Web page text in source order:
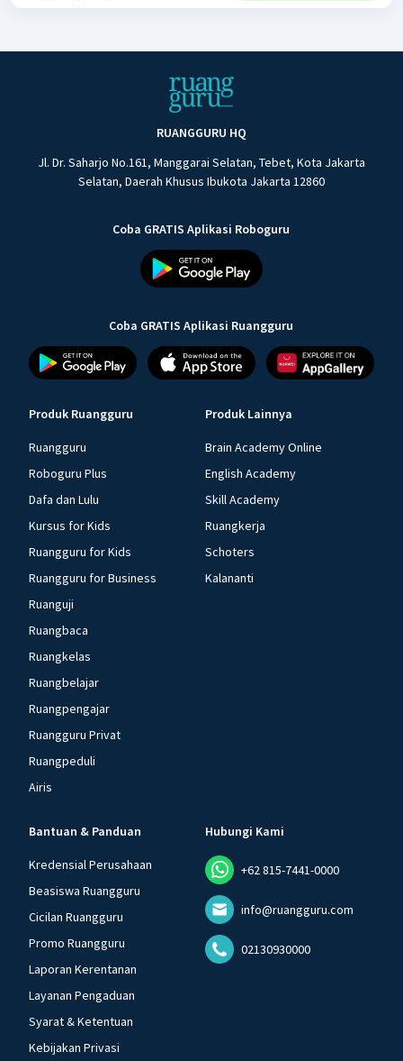
RUANGGURU HQ
Jl. Dr. Saharjo No.161, Manggarai Selatan, Tebet, Kota Jakarta
Selatan, Daerah Khusus Ibukota Jakarta 12860
Coba GRATIS Aplikasi Roboguru
Coba GRATIS Aplikasi Ruangguru
Produk Ruangguru
Ruangguru
Roboguru Plus
Dafa dan Lulu
Kursus for Kids
Ruangguru for Kids
Ruangguru for Business
Ruanguji
Ruangbaca
Ruangkelas
Ruangbelajar
Ruangpengajar
Ruangguru Privat
Ruangpeduli
Airis
Produk Lainnya
Brain Academy Online
English Academy
Skill Academy
Ruangkerja
Schoters
Kalananti
Bantuan & Panduan
Kredensial Perusahaan
Beasiswa Ruangguru
Cicilan Ruangguru
Promo Ruangguru
Laporan Kerentanan
Layanan Pengaduan
Syarat & Ketentuan
Kebijakan Privasi
Hubungi Kami
+62 815-7441-0000
info@ruangguru.com
02130930000